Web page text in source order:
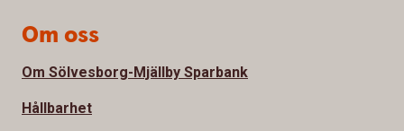
Om oss
Om Sölvesborg-Mjällby Sparbank
Hållbarhet